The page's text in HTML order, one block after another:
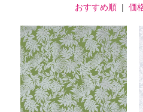
おすすめ順| 価